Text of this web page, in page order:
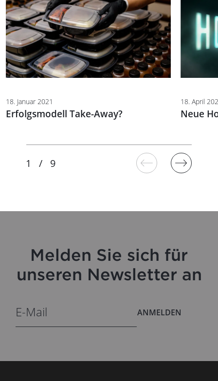
18. Januar 2021
Erfolgsmodell Take-Away?
18. April
Neue
Melden Sie sich für
unseren Newsletter an
ANMELDEN